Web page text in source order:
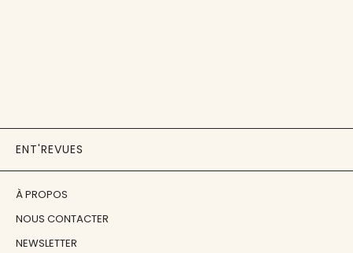
ENT'REVUES
À PROPOS
NOUS CONTACTER
NEWSLETTER